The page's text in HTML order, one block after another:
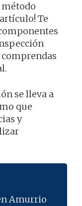
método
Te
se lleva a
que
y
Amurrio